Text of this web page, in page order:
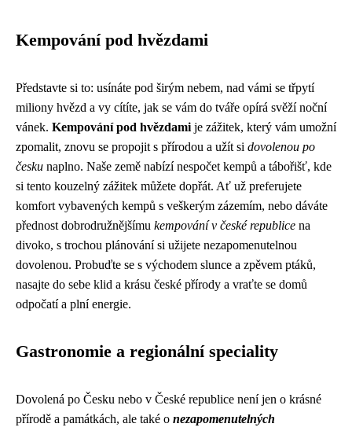
Kempování pod hvězdami
Představte si to: usínáte pod širým nebem, nad vámi se třpytí
miliony hvězd a vy cítíte, jak se vám do tváře opírá svěží noční
vánek. Kempování pod hvězdami je zážitek, který vám umožní
zpomalit, znovu se propojit s přírodou a užít si dovolenou po
česku naplno. Naše země nabízí nespočet kempů a tábořišť, kde
si tento kouzelný zážitek můžete dopřát. Ať už preferujete
komfort vybavených kempů s veškerým zázemím, nebo dáváte
přednost dobrodružnějšímu kempování v české republice na
divoko, s trochou plánování si užijete nezapomenutelnou
dovolenou. Probuďte se s východem slunce a zpěvem ptáků,
nasajte do sebe klid a krásu české přírody a vraťte se domů
odpočatí a plní energie.
Gastronomie a regionální speciality
Dovolená po Česku nebo v České republice není jen o krásné
přírodě a památkách, ale také o nezapomenutelných